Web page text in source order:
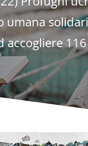
umana
accogliere 116